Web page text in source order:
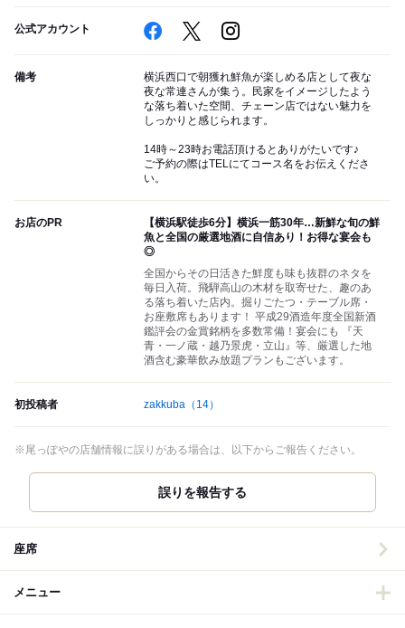
公式アカウント
備考
横浜西口で朝獲れ鮮魚が楽しめる店として夜な
夜な常連さんが集う。民家をイメージしたよう
な落ち着いた空間、チェーン店ではない魅力を
しっかりと感じられます。
14時～23時お電話頂けるとありがたいです♪
ご予約の際はTELにてコース名をお伝えくださ
い。
お店のPR
【横浜駅徒歩6分】横浜一筋30年…新鮮な旬の鮮
魚と全国の厳選地酒に自信あり！お得な宴会も
◎
全国からその日活きた鮮度も味も抜群のネタを
毎日入荷。飛騨高山の木材を取寄せた、趣のあ
る落ち着いた店内。掘りごたつ・テーブル席・
お座敷席もあります！ 平成29酒造年度全国新酒
鑑評会の金賞銘柄を多数常備！宴会にも 『天
青・一ノ蔵・越乃景虎・立山』等、厳選した地
酒含む豪華飲み放題プランもございます。
初投稿者 zakkuba （14）
※尾っぽやの店舗情報に誤りがある場合は、以下からご報告ください。
誤りを報告する
座席
メニュー